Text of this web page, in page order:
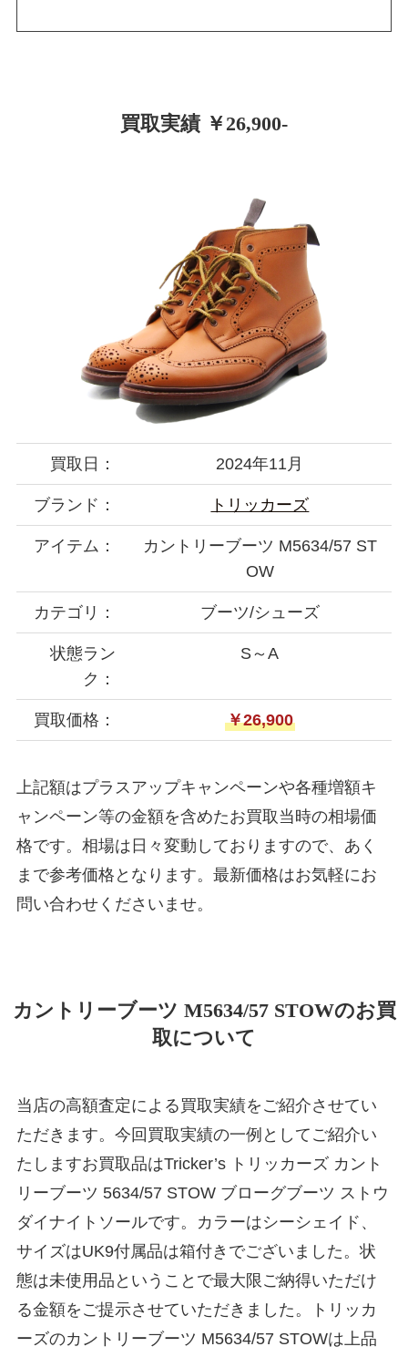
買取実績 ￥26,900-
買取日： 2024年11月
ブランド： トリッカーズ
アイテム：
カントリーブーツ M5634/57 ST
OW
カテゴリ： ブーツ/シューズ
状態ラン
ク：
S～A
買取価格： ￥26,900
上記額はプラスアップキャンペーンや各種増額キ
ャンペーン等の金額を含めたお買取当時の相場価
格です。相場は日々変動しておりますので、あく
まで参考価格となります。最新価格はお気軽にお
問い合わせくださいませ。
カントリーブーツ M5634/57 STOWのお買
取について
当店の高額査定による買取実績をご紹介させてい
ただきます。今回買取実績の一例としてご紹介い
たしますお買取品はTricker’s トリッカーズ カント
リーブーツ 5634/57 STOW ブローグブーツ ストウ
ダイナイトソールです。カラーはシーシェイド、
サイズはUK9付属品は箱付きでございました。状
態は未使用品ということで最大限ご納得いただけ
る金額をご提示させていただきました。トリッカ
ーズのカントリーブーツ M5634/57 STOWは上品